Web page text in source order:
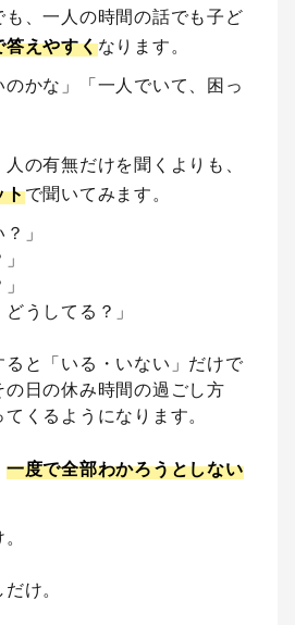
、一人の時間の話でも子ど
答えやすくなります。
かな」「一人でいて、困っ
の有無だけを聞くよりも、
トで聞いてみます。
」
うしてる？」
ると「いる・いない」だけで
日の休み時間の過ごし方
くるようになります。
一度で全部わかろうとしない
け。